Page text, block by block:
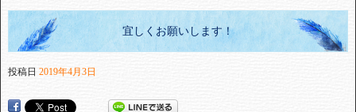
宜しくお願いします！
投稿日 2019年4月3日